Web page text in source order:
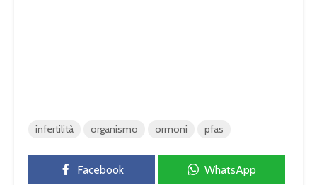
infertilità organismo ormoni pfas
Facebook WhatsApp